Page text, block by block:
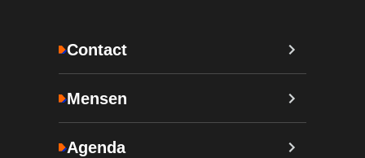
Contact
Mensen
Agenda